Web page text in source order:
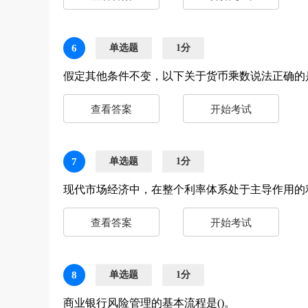
6 单选题 1分
假定其他条件不变，以下关于货币乘数说法正确的
查看答案 开始考试
7 单选题 1分
现代市场经济中，在整个利率体系处于主导作用的
查看答案 开始考试
8 单选题 1分
商业银行风险管理的基本流程是()。